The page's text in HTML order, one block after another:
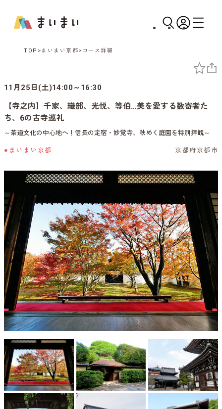
TOP まいまい京都 コース詳細
11月25日(土)14:00～16:30
【寺之内】千家、織部、光悦、等伯…美を愛する数寄者た
ち、6の古寺巡礼
～茶道文化の中心地へ！信長の定宿・妙覚寺、秋めく庭園を特別拝観～
●まいまい京都 京都府京都市